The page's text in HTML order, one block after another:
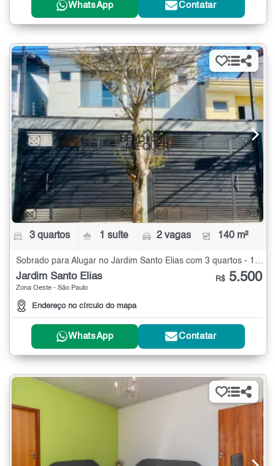
WhatsApp Contatar
3 quartos 1 suíte 2 vagas 140 m²
Jardim Santo Elias
Zona Oeste - São Paulo
Endereço no círculo do mapa
R$ 5.500
WhatsApp Contatar